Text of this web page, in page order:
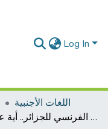
Log In
اللغات الأجنبية
الاستشراق و الاحتلال الفرنسي للجزائر.. أية علاقة؟